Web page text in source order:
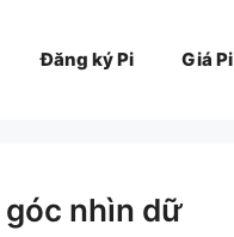
Đăng ký Pi Giá Pi
nhìn dữ